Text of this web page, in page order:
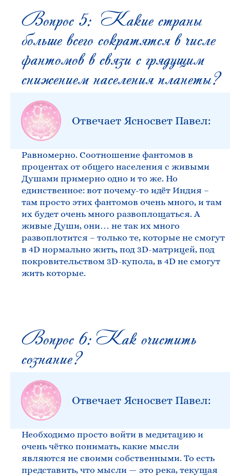
Вопрос 5: Какие страны
больше всего сократятся в числе
фантомов в связи с грядущим
снижением населения планеты?
Отвечает Ясносвет Павел:
Равномерно. Соотношение фантомов в
процентах от общего населения с живыми
Душами примерно одно и то же. Но
единственное: вот почему-то идёт Индия –
там просто этих фантомов очень много, и там
их будет очень много развоплощаться. А
живые Души, они… не так их много
развоплотится – только те, которые не смогут
в 4D нормально жить, под 3D-матрицей, под
покровительством 3D-купола, в 4D не смогут
жить которые.
Вопрос 6: Как очистить
сознание?
Отвечает Ясносвет Павел:
Необходимо просто войти в медитацию и
очень чётко понимать, какие мысли
являются не своими собственными. То есть
представить, что мысли — это река, текущая